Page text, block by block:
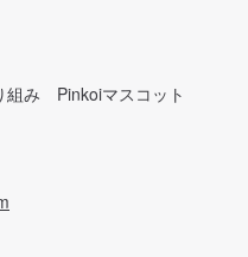
組み
Pinkoiマスコット